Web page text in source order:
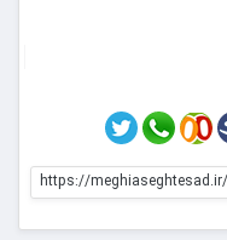
https://